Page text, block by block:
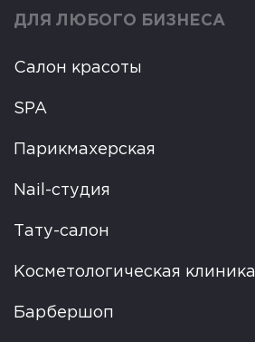
ДЛЯ ЛЮБОГО БИЗНЕСА
Салон красоты
SPA
Парикмахерская
Nail-студия
Тату-салон
Косметологическая клиника
Барбершоп